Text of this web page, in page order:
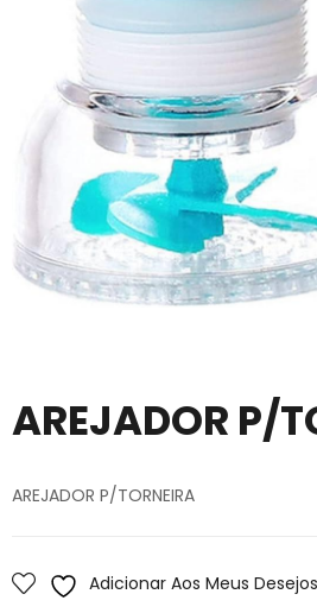
AREJADOR P/
AREJADOR P/TORNEIRA
Adicionar Aos Meus Desejos